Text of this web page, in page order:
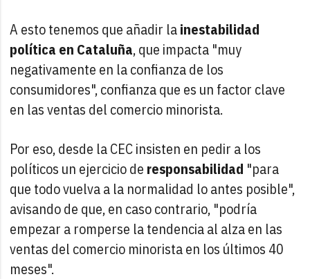
A esto tenemos que añadir lainestabilidad
política en Cataluña, que impacta "muy
negativamente en la confianza de los
consumidores", confianza que es un factor clave
en las ventas del comercio minorista.
Por eso, desde la CEC insisten en pedir a los
políticos un ejercicio de responsabilidad "para
que todo vuelva a la normalidad lo antes posible",
avisando de que, en caso contrario, "podría
empezar a romperse la tendencia al alza en las
ventas del comercio minorista en los últimos 40
meses".